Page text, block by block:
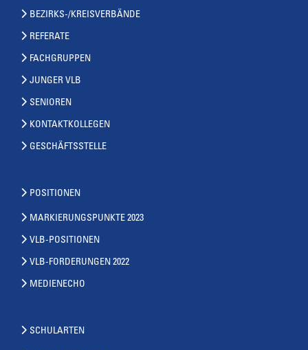
BEZIRKS-/KREISVERBÄNDE
REFERATE
FACHGRUPPEN
JUNGER VLB
SENIOREN
KONTAKTKOLLEGEN
GESCHÄFTSSTELLE
POSITIONEN
MARKIERUNGSPUNKTE 2023
VLB-POSITIONEN
VLB-FORDERUNGEN 2022
MEDIENECHO
SCHULARTEN